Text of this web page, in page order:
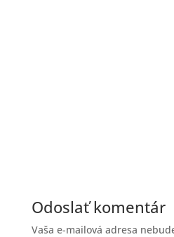
Odoslať komentár
Vaša e-mailová adresa